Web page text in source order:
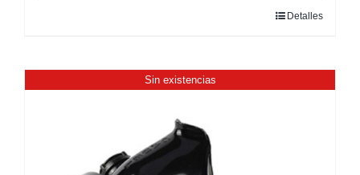
Detalles
Sin existencias